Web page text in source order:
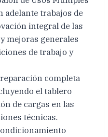
adelante trabajos de
integral de las
mejoras generales
de trabajo y
completa
el tablero
de cargas en las
técnicas.